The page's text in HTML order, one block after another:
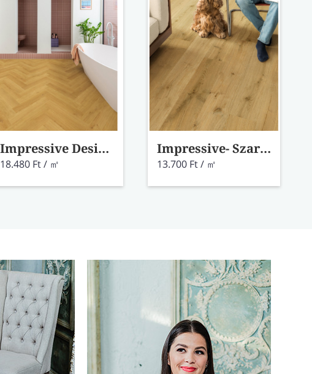
Impressive Design- Kömény tölgy laminált padló IMD8247
18.480 Ft / ㎡
Impressive- Szarvasgomba tölgy laminált padló IM8256
13.700 Ft / ㎡